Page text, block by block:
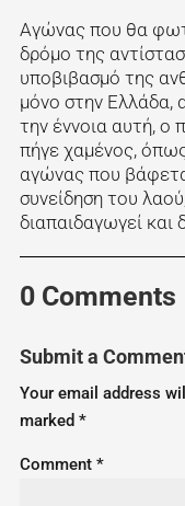
Αγώνας που θα
δρόμο της
υποβιβασμό της
μόνο στην Ελλάδα,
την έννοια αυτή,
πήγε χαμένος, όπως
αγώνας που
συνείδηση του
διαπαιδαγωγεί και
0 Comments
Submit a
Your email address
marked *
Comment *